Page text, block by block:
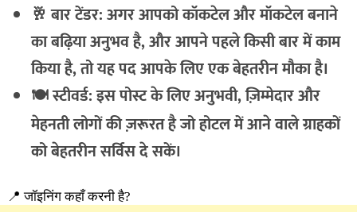
🥂 बार टेंडर: अगर आपको कॉकटेल और मॉकटेल बनाने
का बढ़िया अनुभव है, और आपने पहले किसी बार में काम
किया है, तो यह पद आपके लिए एक बेहतरीन मौका है।
🍽 स्टीवर्ड: इस पोस्ट के लिए अनुभवी, ज़िम्मेदार और
मेहनती लोगों की ज़रूरत है जो होटल में आने वाले ग्राहकों
को बेहतरीन सर्विस दे सकें।
📍 जॉइनिंग कहाँ करनी है?